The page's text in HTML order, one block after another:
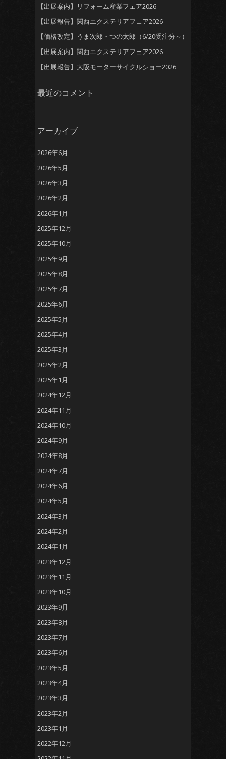
【出展案内】リフォーム産業フェア2026
【出展報告】関西エクステリアフェア2026
【価格改定】うま次郎・つの太郎（6/20受注分～）
【出展案内】関西エクステリアフェア2026
【出展報告】大阪モーターサイクルショー2026
最近のコメント
アーカイブ
2026年6月
2026年5月
2026年3月
2026年2月
2026年1月
2025年12月
2025年10月
2025年9月
2025年8月
2025年7月
2025年6月
2025年5月
2025年4月
2025年3月
2025年2月
2025年1月
2024年12月
2024年11月
2024年10月
2024年9月
2024年8月
2024年7月
2024年6月
2024年5月
2024年3月
2024年2月
2024年1月
2023年12月
2023年11月
2023年10月
2023年9月
2023年8月
2023年7月
2023年6月
2023年5月
2023年4月
2023年3月
2023年2月
2023年1月
2022年12月